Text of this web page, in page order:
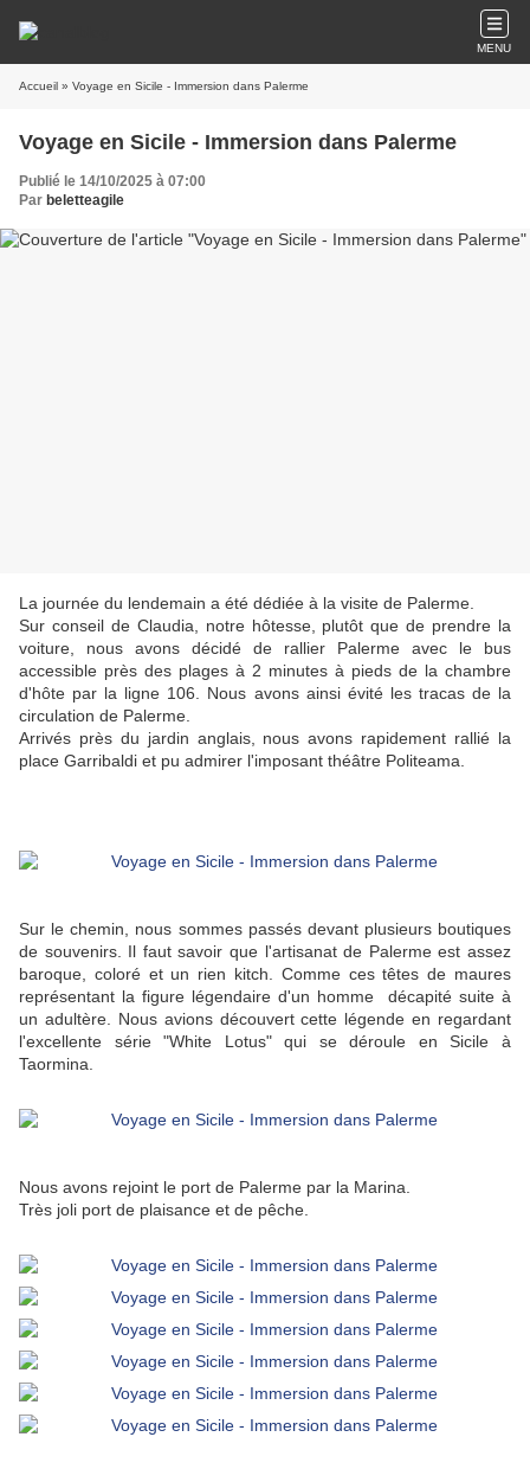
MENU
Accueil » Voyage en Sicile - Immersion dans Palerme
Voyage en Sicile - Immersion dans Palerme
Publié le 14/10/2025 à 07:00
Par beletteagile
La journée du lendemain a été dédiée à la visite de Palerme.
Sur conseil de Claudia, notre hôtesse, plutôt que de prendre la
voiture, nous avons décidé de rallier Palerme avec le bus
accessible près des plages à 2 minutes à pieds de la chambre
d'hôte par la ligne 106. Nous avons ainsi évité les tracas de la
circulation de Palerme.
Arrivés près du jardin anglais, nous avons rapidement rallié la
place Garribaldi et pu admirer l'imposant théâtre Politeama.
Sur le chemin, nous sommes passés devant plusieurs boutiques
de souvenirs. Il faut savoir que l'artisanat de Palerme est assez
baroque, coloré et un rien kitch. Comme ces têtes de maures
représentant la figure légendaire d'un homme décapité suite à
un adultère. Nous avions découvert cette légende en regardant
l'excellente série "White Lotus" qui se déroule en Sicile à
Taormina.
Nous avons rejoint le port de Palerme par la Marina.
Très joli port de plaisance et de pêche.